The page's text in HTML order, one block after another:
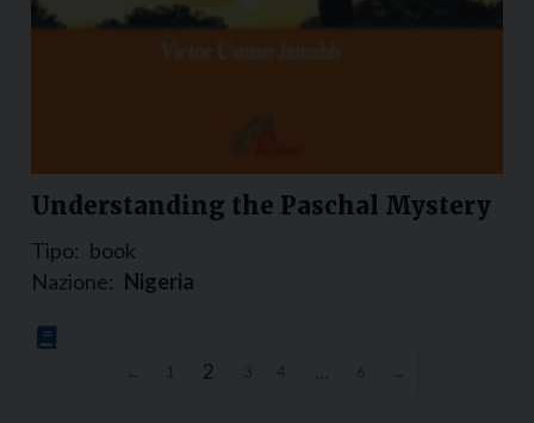
Understanding the Paschal Mystery
Tipo: book
Nazione: Nigeria
← 1 2 3 4 … 6 →